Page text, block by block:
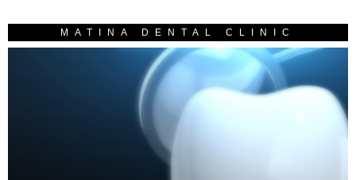
MATINA DENTAL CLINIC